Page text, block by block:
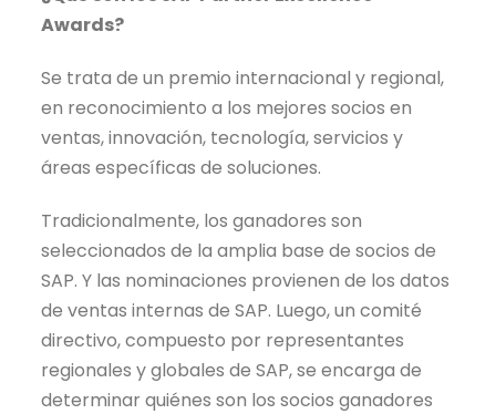
Awards?
Se trata de un premio internacional y regional,
en reconocimiento a los mejores socios en
ventas, innovación, tecnología, servicios y
áreas específicas de soluciones.
Tradicionalmente, los ganadores son
seleccionados de la amplia base de socios de
SAP. Y las nominaciones provienen de los datos
de ventas internas de SAP. Luego, un comité
directivo, compuesto por representantes
regionales y globales de SAP, se encarga de
determinar quiénes son los socios ganadores